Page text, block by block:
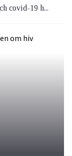
covid-19 h...